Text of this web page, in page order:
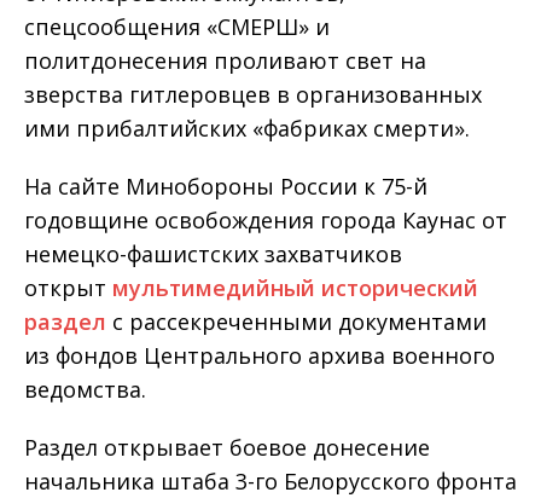
спецсообщения «СМЕРШ» и
политдонесения проливают свет на
зверства гитлеровцев в организованных
ими прибалтийских «фабриках смерти».
На сайте Минобороны России к 75-й
годовщине освобождения города Каунас от
немецко-фашистских захватчиков
открыт мультимедийный исторический
раздел с рассекреченными документами
из фондов Центрального архива военного
ведомства.
Раздел открывает боевое донесение
начальника штаба 3-го Белорусского фронта